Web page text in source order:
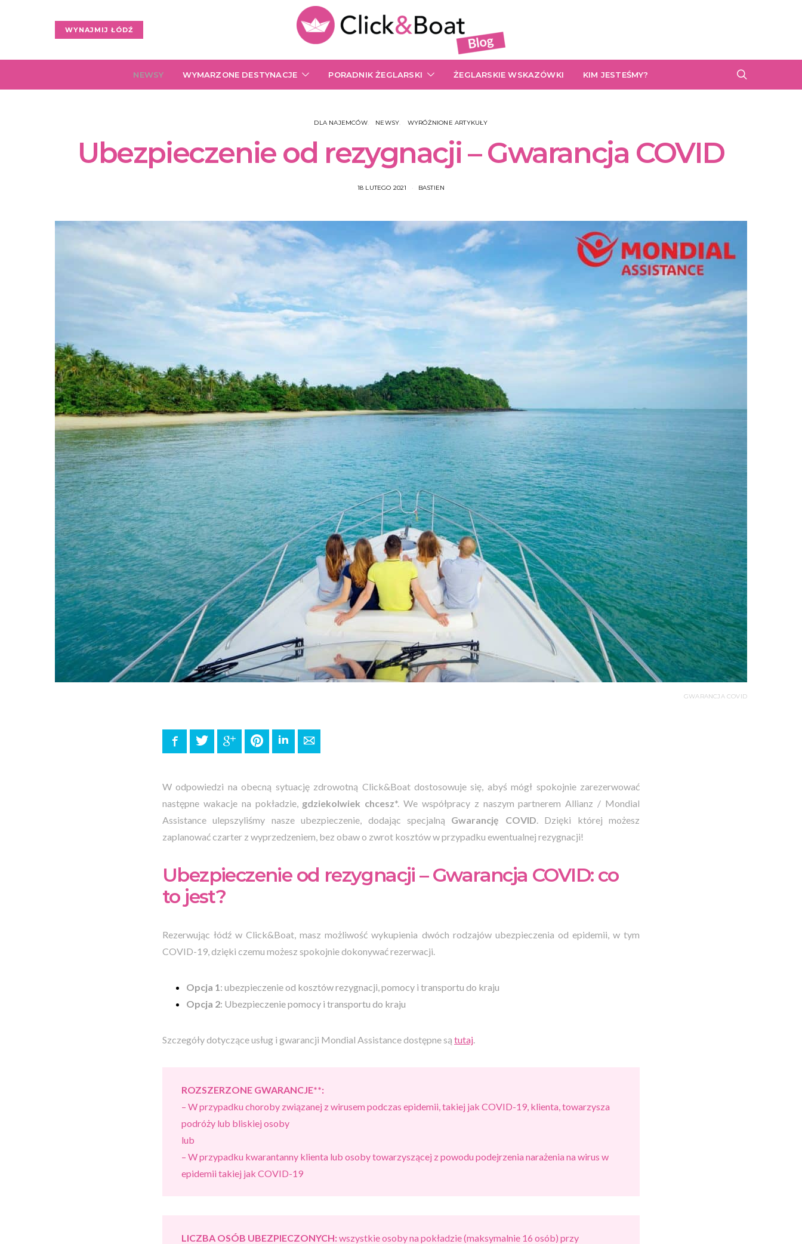
WYNAJMIJ ŁÓDŹ
NEWSY WYMARZONE DESTYNACJE PORADNIK ŻEGLARSKI ŻEGLARSKIE WSKAZÓWKI KIM JESTEŚMY?
DLA NAJEMCÓW NEWSY WYRÓŻNIONE ARTYKUŁY
Ubezpieczenie od rezygnacji – Gwarancja COVID
18 LUTEGO 2021 BASTIEN
GWARANCJA COVID
FacebookTwitter Google+ PinterestLinkedInE-mail
W odpowiedzi na obecną sytuację zdrowotną Click&Boat dostosowuje się, abyś mógł spokojnie zarezerwować
następne wakacje na pokładzie, gdziekolwiek chcesz*. We współpracy z naszym partnerem Allianz / Mondial
Assistance ulepszyliśmy nasze ubezpieczenie, dodając specjalną Gwarancję COVID. Dzięki której możesz
zaplanować czarter z wyprzedzeniem, bez obaw o zwrot kosztów w przypadku ewentualnej rezygnacji!
Ubezpieczenie od rezygnacji – Gwarancja COVID: co
to jest?
Rezerwując łódź w Click&Boat, masz możliwość wykupienia dwóch rodzajów ubezpieczenia od epidemii, w tym
COVID-19, dzięki czemu możesz spokojnie dokonywać rezerwacji.
Opcja 1: ubezpieczenie od kosztów rezygnacji, pomocy i transportu do kraju
Opcja 2: Ubezpieczenie pomocy i transportu do kraju
Szczegóły dotyczące usług i gwarancji Mondial Assistance dostępne są tutaj.
ROZSZERZONE GWARANCJE**:
– W przypadku choroby związanej z wirusem podczas epidemii, takiej jak COVID-19, klienta, towarzysza
podróży lub bliskiej osoby
lub
– W przypadku kwarantanny klienta lub osoby towarzyszącej z powodu podejrzenia narażenia na wirus w
epidemii takiej jak COVID-19
LICZBA OSÓB UBEZPIECZONYCH:wszystkie osoby na pokładzie (maksymalnie 16 osób) przy